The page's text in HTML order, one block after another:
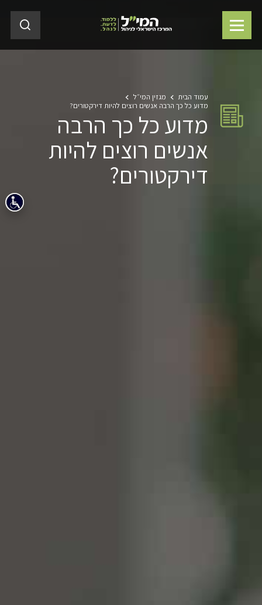
עמוד הבית
מגזין המי״ל
מדוע כל כך הרבה אנשים רוצים להיות דירקטורים?
מדוע כל כך הרבה
אנשים רוצים להיות
דירקטורים?